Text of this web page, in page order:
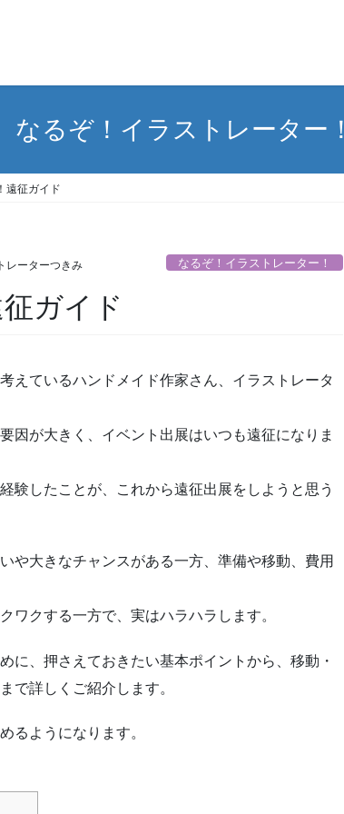
なるぞ！イラストレーター！
遠征ガイド
レーターつきみ なるぞ！イラストレーター！
ガイド
えているハンドメイド作家さん、イラストレータ
因が大きく、イベント出展はいつも遠征になりま
験したことが、これから遠征出展をしようと思う
や大きなチャンスがある一方、準備や移動、費用
ワクする一方で、実はハラハラします。
に、押さえておきたい基本ポイントから、移動・
で詳しくご紹介します。
るようになります。